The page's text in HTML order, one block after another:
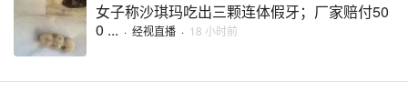
女子称沙琪玛吃出三颗连体假牙；厂家赔付50
0 ... · 经视直播 · 18 小时前